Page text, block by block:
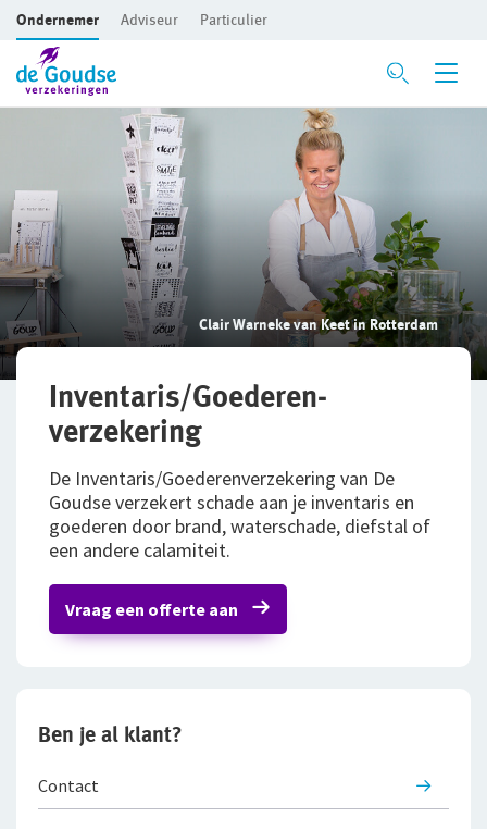
Ga direct naar de inhoud
Ondernemer Adviseur Particulier
Verzekeringen
Voor je bedrijf
Bedrijfsaansprakelijkheidsverzekering
Beroepsaansprakelijkheidsverzekering
CAR- en montageverzekering
Rechtsbijstandverzekering
Bedrijfsgebouwenverzekering
Inventaris/Goederen­verzekering
Bestelautoverzekering
Zakelijke personenautoverzekering
Bekijk alle zakelijke verzekeringen
Verzuimverzekering
Clair Warneke van Keet in Rotterdam
Inventaris/Goederen­
verzekering
De Inventaris/Goederenverzekering van De
Goudse verzekert schade aan je inventaris en
goederen door brand, waterschade, diefstal of
een andere calamiteit.
Vraag een offerte aan
Ben je al klant?
Contact